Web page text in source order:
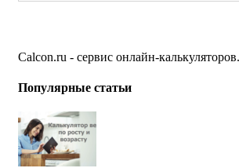
Calcon.ru - сервис онлайн-калькуляторов.
Популярные статьи